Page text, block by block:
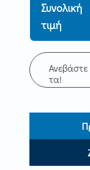
Συνολική
τιμή
Ανεβάστε
τα!